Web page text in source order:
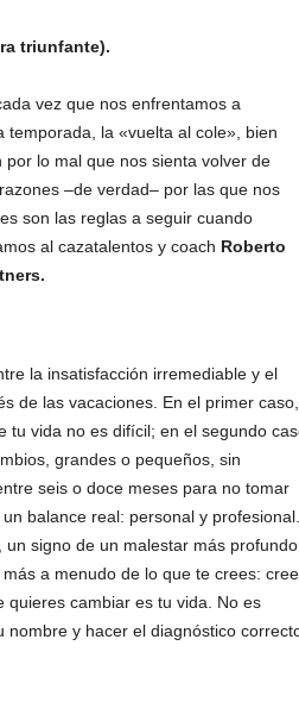
triunfante).
vez que nos enfrentamos a
la «vuelta al cole», bien
lo mal que nos sienta volver de
–de verdad– por las que nos
son las reglas a seguir cuando
al cazatalentos y coach Roberto
la insatisfacción irremediable y el
de las vacaciones. En el primer caso,
vida no es difícil; en el segundo
grandes o pequeños, sin
seis o doce meses para no tomar
balance real: personal y
signo de un malestar más profundo
a menudo de lo que te crees:
cambiar es tu vida. No es
y hacer el diagnóstico